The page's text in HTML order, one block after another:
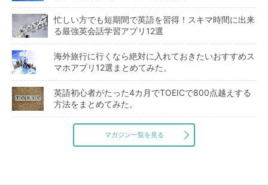
忙しい方でも短期間で英語を習得！スキマ時間に出来
る最強英会話学習アプリ12選
海外旅行に行くなら絶対に入れておきたいおすすめス
マホアプリ12選まとめてみた。
英語初心者がたった4カ月でTOEICで800点越えする
方法をまとめてみた。
マガジン一覧を見る